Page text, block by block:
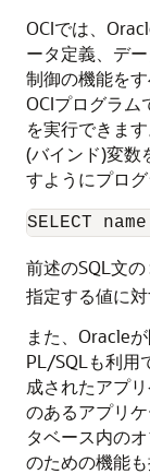
OCIでは、
ータ定義、デ
制御の機能を
OCIプログラム
を実行できま
(バインド)変数
すようにプロ
前述のSQL文の
指定する値に
また、Oracle
PL/SQLも利用
成されたアプ
のあるアプリ
タベース内の
のための機能も